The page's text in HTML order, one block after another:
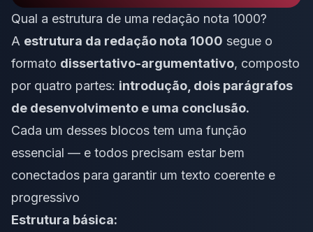
Qual a estrutura de uma redação nota 1000?
A estrutura da redação nota 1000 segue o
formato dissertativo-argumentativo, composto
por quatro partes: introdução, dois parágrafos
de desenvolvimento e uma conclusão.
Cada um desses blocos tem uma função
essencial — e todos precisam estar bem
conectados para garantir um texto coerente e
progressivo
Estrutura básica: